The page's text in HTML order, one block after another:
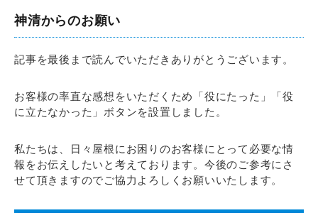
神清からのお願い
記事を最後まで読んでいただきありがとうございます。
お客様の率直な感想をいただくため「役にたった」「役
に立たなかった」ボタンを設置しました。
私たちは、日々屋根にお困りのお客様にとって必要な情
報をお伝えしたいと考えております。今後のご参考にさ
せて頂きますのでご協力よろしくお願いいたします。